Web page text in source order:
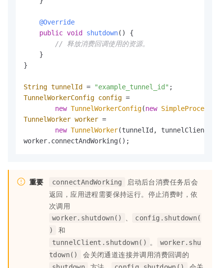
@Override
public void shutdown()
{
// 释放消费回调使用的资源。
    }
}
String tunnelId = "example_tunnel_id"
TunnelWorkerConfig config =
new TunnelWorkerConfig(new SimpleProcessor
TunnelWorker worker =
new TunnelWorker(tunnelId, tunnelClient,
worker.connectAndWorking();
重要 connectAndWorking
启动后台消费任务后会
返回，应用进程需要保持运行。停止消费时，依
次调用
worker.shutdown() 、
config.shutdown(
)
和
tunnelClient.shutdown() 。
worker.shu
tdown()
会关闭通道连接并调用消费回调的